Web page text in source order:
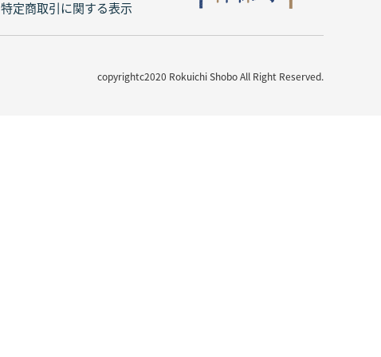
特定商取引に関する表示
copyrightc2020 Rokuichi Shobo All Right Reserved.